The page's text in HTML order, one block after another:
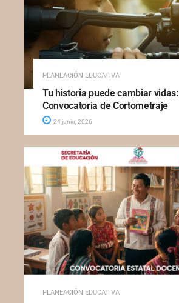
PLANEACIÓN EDUCATIVA
Tu historia puede cambiar vidas:
Convocatoria de Cortometraje
24 junio, 2026
PLANEACIÓN EDUCATIVA